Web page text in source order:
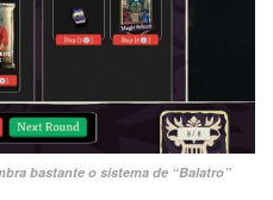
bastante o sistema de “Balatro”